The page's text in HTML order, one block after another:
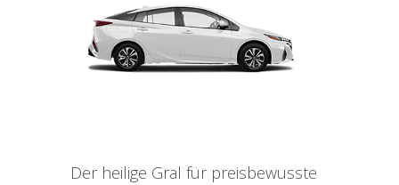
Der heilige Gral für preisbewusste